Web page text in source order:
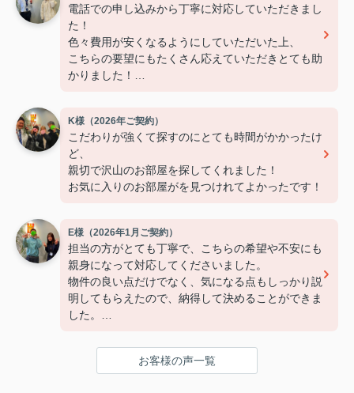
電話での申し込みから丁寧に対応していただきまし
た！
色々費用が安くなるようにしていただいた上、
こちらの要望にもたくさん応えていただきとても助
かりました！
K様（2026年ご契約）
こだわりが強くて探すのにとても時間がかかったけ
ど、
親切で沢山のお部屋を探してくれました！
お気に入りのお部屋がを見つけれてよかったです！
E様（2026年1月ご契約）
担当の方がとても丁寧で、こちらの希望や不安にも
親身になって対応してくださいました。
物件の良い点だけでなく、気になる点もしっかり説
明してもらえたので、納得して決めることができま
した。
られました。
また引っ越しの機会があれば、ぜひお願いしたいで
お客様の声一覧